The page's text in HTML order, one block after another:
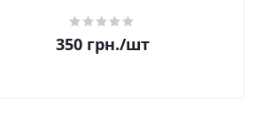
350грн./шт